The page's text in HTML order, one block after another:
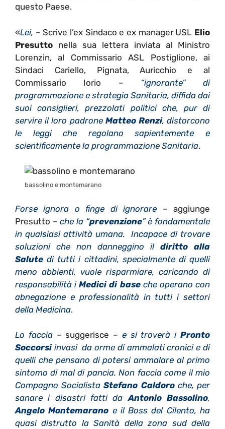
questo Paese.
«Lei, – Scrive l’ex Sindaco e ex manager USL Elio
Presutto nella sua lettera inviata al Ministro
Lorenzin, al Commissario ASL Postiglione, ai
Sindaci Cariello, Pignata, Auricchio e al
Commissario Iorio – “ignorante” di
programmazione e strategia Sanitaria, diffida dai
suoi consiglieri, prezzolati politici che, pur di
servire il loro padrone Matteo Renzi, distorcono
le leggi che regolano sapientemente e
scientificamente la programmazione Sanitaria.
bassolino e montemarano
Forse ignora o finge di ignorare – aggiunge
Presutto – che la “prevenzione” è fondamentale
in qualsiasi attività umana. Incapace di trovare
soluzioni che non danneggino il diritto alla
Salute di tutti i cittadini, specialmente di quelli
meno abbienti, vuole risparmiare, caricando di
responsabilità iMedici di baseche operano con
abnegazione e professionalità in tutti i settori
della Medicina.
Lo faccia – suggerisce – e si troverà iPronto
Soccorsiinvasi da orme di ammalati cronici e di
quelli che pensano di potersi ammalare al primo
sintomo di mal di pancia. Non faccia come il mio
Compagno SocialistaStefano Caldoroche, per
sanare i disastri fatti daAntonio Bassolino,
Angelo Montemarano e il Boss del Cilento, ha
quasi distrutto la Sanità della zona sud della